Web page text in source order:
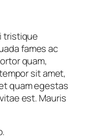
tristique
fames ac
quam,
sit amet,
quam egestas
est. Mauris